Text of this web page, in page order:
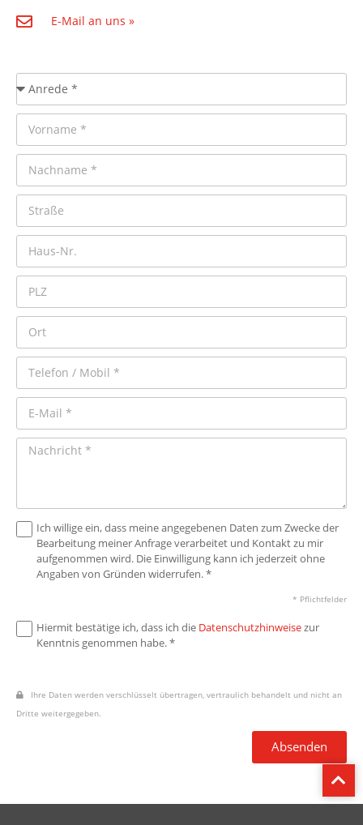
E-Mail an uns »
Ich willige ein, dass meine angegebenen Daten zum Zwecke der
Bearbeitung meiner Anfrage verarbeitet und Kontakt zu mir
aufgenommen wird. Die Einwilligung kann ich jederzeit ohne
Angaben von Gründen widerrufen. *
* Pflichtfelder
Hiermit bestätige ich, dass ich die Datenschutzhinweisezur
Kenntnis genommen habe. *
Ihre Daten werden verschlüsselt übertragen, vertraulich behandelt und nicht an
Dritte weitergegeben.
Absenden